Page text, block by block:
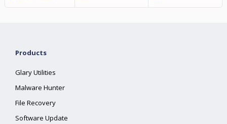
Products
Glary Utilities
Malware Hunter
File Recovery
Software Update